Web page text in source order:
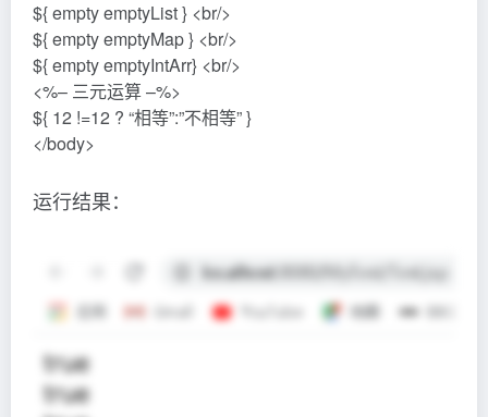
${ empty emptyList } <br/>
${ empty emptyMap } <br/>
${ empty emptyIntArr} <br/>
<%– 三元运算 –%>
${ 12 !=12 ? “相等”:”不相等” }
</body>
运行结果：